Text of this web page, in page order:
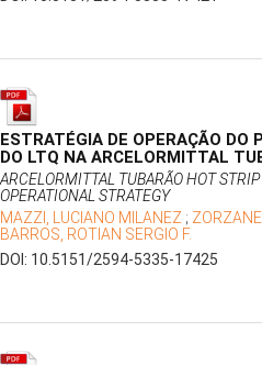
ESTRATÉGIA DE OPERAÇÃO DO
DO LTQ NA ARCELORMITTAL
ARCELORMITTAL TUBARÃO HOT
OPERATIONAL STRATEGY
MAZZI, LUCIANO MILANEZ ;
BARROS, ROTIAN SERGIO F.
DOI: 10.5151/2594-5335-17425